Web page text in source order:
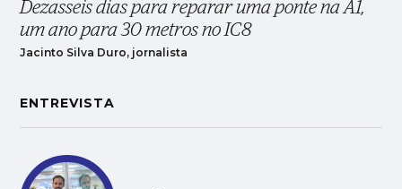
Dezasseis dias para reparar uma ponte na A1,
um ano para 30 metros no IC8
Jacinto Silva Duro, jornalista
ENTREVISTA